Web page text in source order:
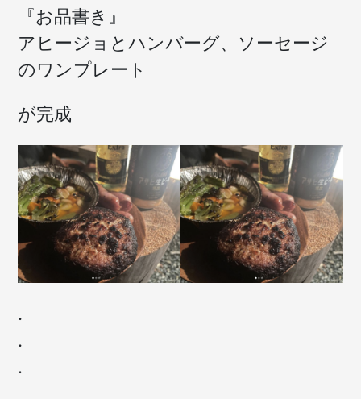
『お品書き』
アヒージョとハンバーグ、ソーセージ
のワンプレート
が完成
.
.
.